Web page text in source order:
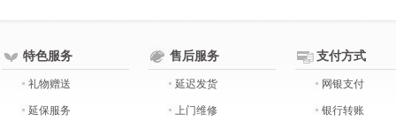
特色服务
礼物赠送
延保服务
售后服务
延迟发货
上门维修
支付方式
网银支付
银行转账